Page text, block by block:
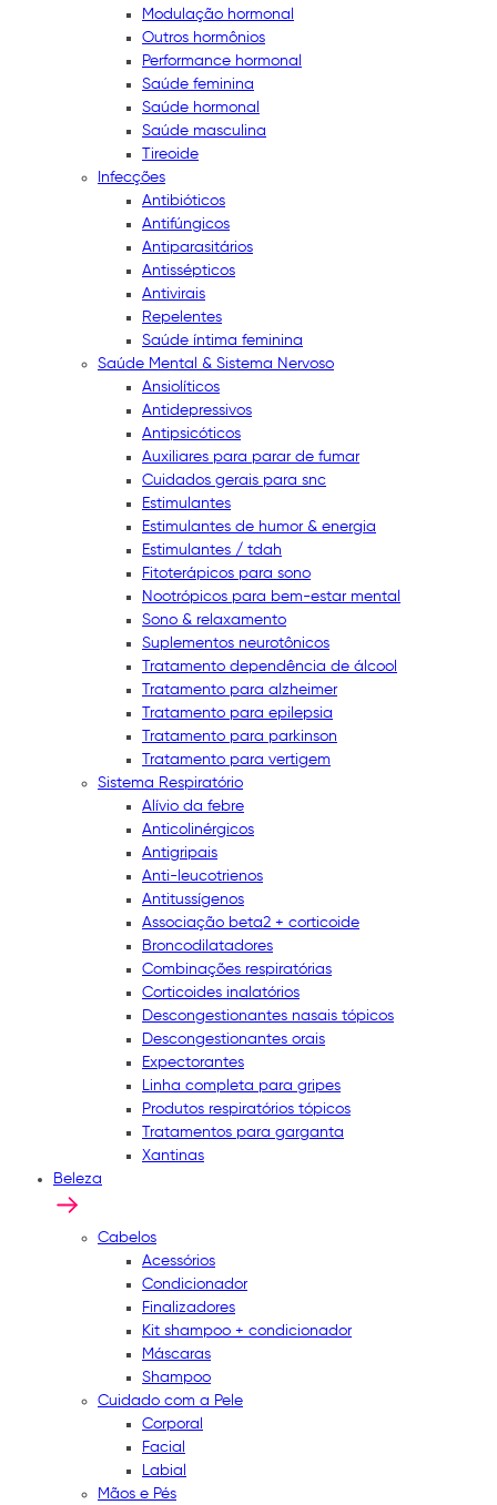
Modulação hormonal
Outros hormônios
Performance hormonal
Saúde feminina
Saúde hormonal
Saúde masculina
Tireoide
Infecções
Antibióticos
Antifúngicos
Antiparasitários
Antissépticos
Antivirais
Repelentes
Saúde íntima feminina
Saúde Mental & Sistema Nervoso
Ansiolíticos
Antidepressivos
Antipsicóticos
Auxiliares para parar de fumar
Cuidados gerais para snc
Estimulantes
Estimulantes de humor & energia
Estimulantes / tdah
Fitoterápicos para sono
Nootrópicos para bem-estar mental
Sono & relaxamento
Suplementos neurotônicos
Tratamento dependência de álcool
Tratamento para alzheimer
Tratamento para epilepsia
Tratamento para parkinson
Tratamento para vertigem
Sistema Respiratório
Alívio da febre
Anticolinérgicos
Antigripais
Anti-leucotrienos
Antitussígenos
Associação beta2 + corticoide
Broncodilatadores
Combinações respiratórias
Corticoides inalatórios
Descongestionantes nasais tópicos
Descongestionantes orais
Expectorantes
Linha completa para gripes
Produtos respiratórios tópicos
Tratamentos para garganta
Xantinas
Beleza
Cabelos
Acessórios
Condicionador
Finalizadores
Kit shampoo + condicionador
Máscaras
Shampoo
Cuidado com a Pele
Corporal
Facial
Labial
Mãos e Pés